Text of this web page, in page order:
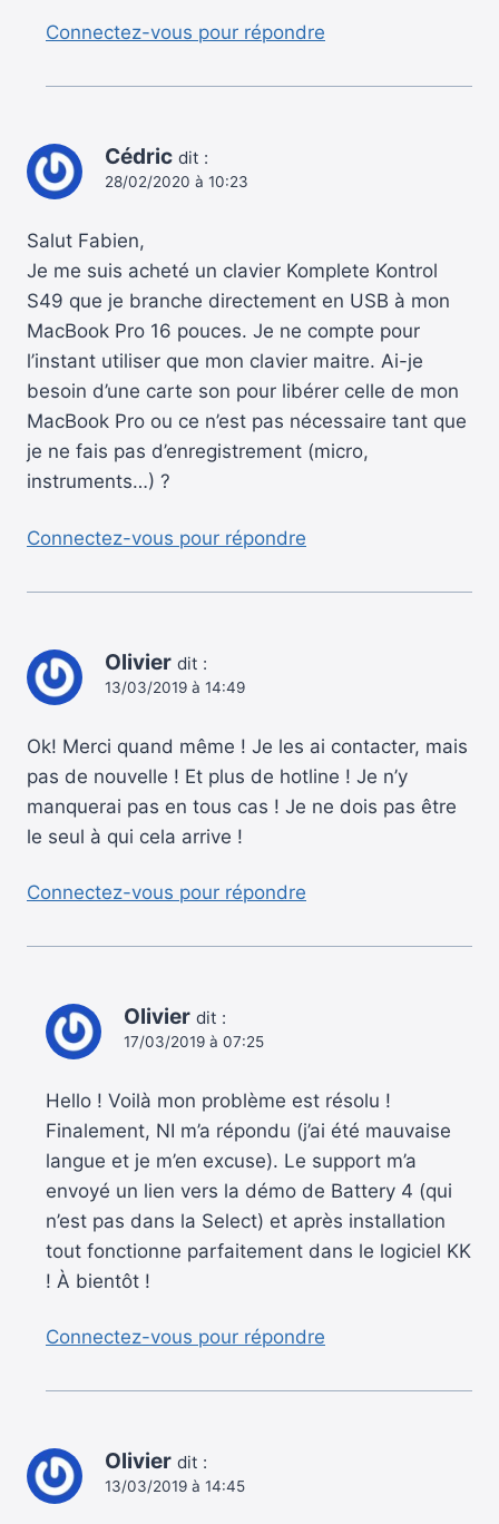
Connectez-vous pour répondre
Cédric dit :
28/02/2020 à 10:23
Salut Fabien,
Je me suis acheté un clavier Komplete Kontrol
S49 que je branche directement en USB à mon
MacBook Pro 16 pouces. Je ne compte pour
l’instant utiliser que mon clavier maitre. Ai-je
besoin d’une carte son pour libérer celle de mon
MacBook Pro ou ce n’est pas nécessaire tant que
je ne fais pas d’enregistrement (micro,
instruments…) ?
Connectez-vous pour répondre
Olivier dit :
13/03/2019 à 14:49
Ok! Merci quand même ! Je les ai contacter, mais
pas de nouvelle ! Et plus de hotline ! Je n’y
manquerai pas en tous cas ! Je ne dois pas être
le seul à qui cela arrive !
Connectez-vous pour répondre
Olivier dit :
17/03/2019 à 07:25
Hello ! Voilà mon problème est résolu !
Finalement, NI m’a répondu (j’ai été mauvaise
langue et je m’en excuse). Le support m’a
envoyé un lien vers la démo de Battery 4 (qui
n’est pas dans la Select) et après installation
tout fonctionne parfaitement dans le logiciel KK
! À bientôt !
Connectez-vous pour répondre
Olivier dit :
13/03/2019 à 14:45